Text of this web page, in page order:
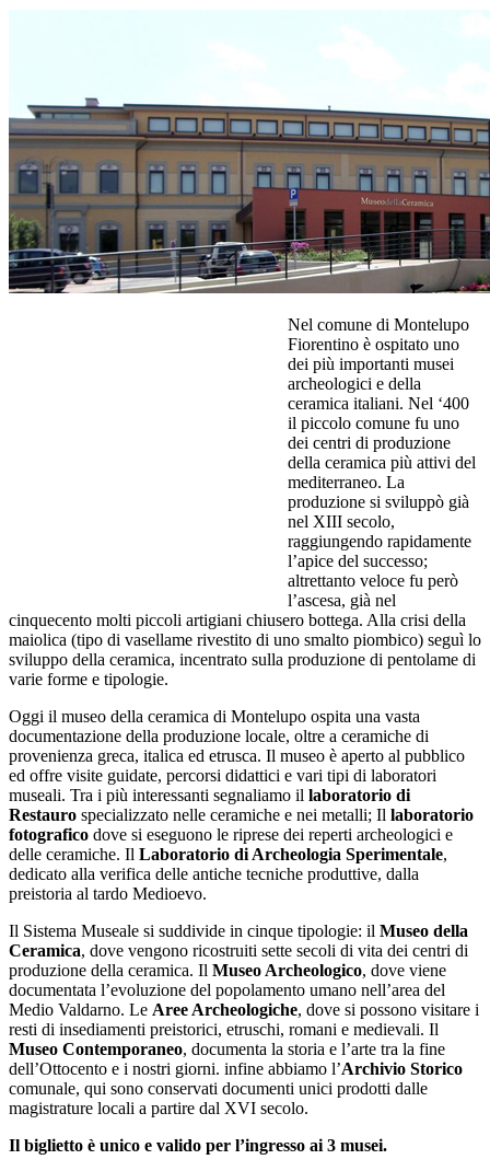
Nel comune di Montelupo
Fiorentino è ospitato uno
dei più importanti musei
archeologici e della
ceramica italiani. Nel ‘400
il piccolo comune fu uno
dei centri di produzione
della ceramica più attivi del
mediterraneo. La
produzione si sviluppò già
nel XIII secolo,
raggiungendo rapidamente
l’apice del successo;
altrettanto veloce fu però
l’ascesa, già nel
cinquecento molti piccoli artigiani chiusero bottega. Alla crisi della
maiolica (tipo di vasellame rivestito di uno smalto piombico) seguì lo
sviluppo della ceramica, incentrato sulla produzione di pentolame di
varie forme e tipologie.
Oggi il museo della ceramica di Montelupo ospita una vasta
documentazione della produzione locale, oltre a ceramiche di
provenienza greca, italica ed etrusca. Il museo è aperto al pubblico
ed offre visite guidate, percorsi didattici e vari tipi di laboratori
museali. Tra i più interessanti segnaliamo il laboratorio di
Restauro specializzato nelle ceramiche e nei metalli; Il laboratorio
fotografico dove si eseguono le riprese dei reperti archeologici e
delle ceramiche. Il Laboratorio di Archeologia Sperimentale,
dedicato alla verifica delle antiche tecniche produttive, dalla
preistoria al tardo Medioevo.
Il Sistema Museale si suddivide in cinque tipologie: il Museo della
Ceramica, dove vengono ricostruiti sette secoli di vita dei centri di
produzione della ceramica. Il Museo Archeologico, dove viene
documentata l’evoluzione del popolamento umano nell’area del
Medio Valdarno. Le Aree Archeologiche, dove si possono visitare i
resti di insediamenti preistorici, etruschi, romani e medievali. Il
Museo Contemporaneo, documenta la storia e l’arte tra la fine
dell’Ottocento e i nostri giorni. infine abbiamo l’Archivio Storico
comunale, qui sono conservati documenti unici prodotti dalle
magistrature locali a partire dal XVI secolo.
Il biglietto è unico e valido per l’ingresso ai 3 musei.